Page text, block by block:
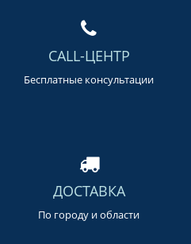
CALL-ЦЕНТР
Бесплатные консультации
ДОСТАВКА
По городу и области